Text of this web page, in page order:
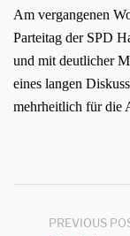
Am vergangenen
Parteitag der SPD
und mit deutlicher
eines langen
mehrheitlich für die
PREVIOUS